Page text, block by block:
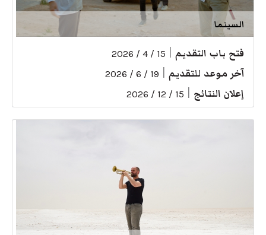
السينما
فتح باب التقديم 15 / 4 / 2026
آخر موعد للتقديم 19 / 6 / 2026
إعلان النتائج 15 / 12 / 2026